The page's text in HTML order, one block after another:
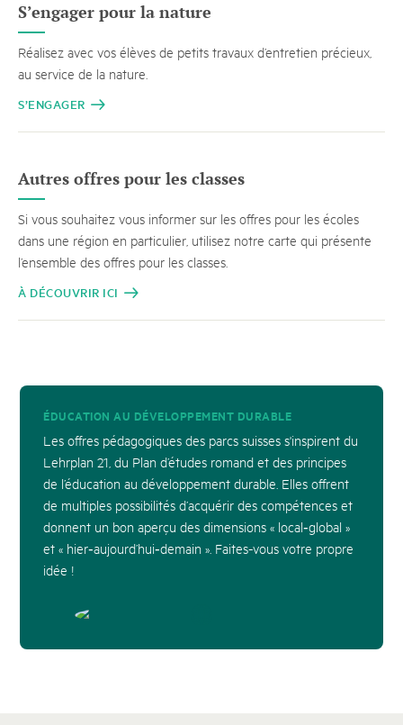
S’engager pour la nature
Réalisez avec vos élèves de petits travaux d’entretien précieux,
au service de la nature.
S’ENGAGER
Autres offres pour les classes
Si vous souhaitez vous informer sur les offres pour les écoles
dans une région en particulier, utilisez notre carte qui présente
l’ensemble des offres pour les classes.
À DÉCOUVRIR ICI
ÉDUCATION AU DÉVELOPPEMENT DURABLE
Les offres pédagogiques des parcs suisses s'inspirent du
Lehrplan 21, du Plan d’études romand et des principes
de l’éducation au développement durable. Elles offrent
de multiples possibilités d’acquérir des compétences et
donnent un bon aperçu des dimensions « local‑global »
et « hier‑aujourd’hui‑demain ». Faites-vous votre propre
idée !